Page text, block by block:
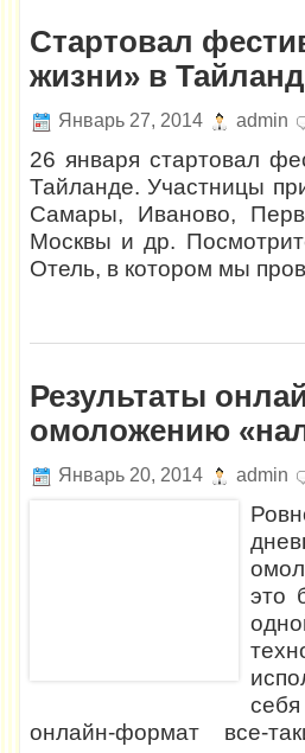
Стартовал
жизни» в
Январь 27, 2014 admin
26 января стартовал
Тайланде. Участницы
Самары, Иваново,
Москвы и др.
Отель, в котором мы
Результаты
омоложению
Январь 20, 2014 admin
это
онлайн-формат все-